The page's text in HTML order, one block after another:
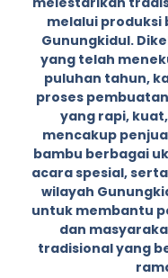
melalui produksi
Gunungkidul.
yang telah
puluhan tahun,
proses
yang rapi,
mencakup
bambu berbagai
acara spesial,
wilayah
untuk membantu
dan
tradisional yang